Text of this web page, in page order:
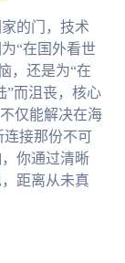
的门，技术
“在国外看世
，还是为“在
”而沮丧，核心
仅能解决在海
接那份不可
你通过清晰
距离从未真